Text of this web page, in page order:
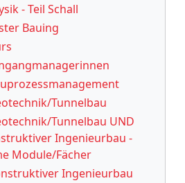
- Teil Schall
Bauing
Tunnelbau
Tunnelbau UND
Ingenieurbau -
Module/Fächer
Ingenieurbau